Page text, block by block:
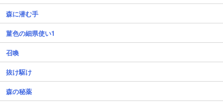
森に潜む手
菫色の細県使い1
召喚
抜け駆け
森の秘薬